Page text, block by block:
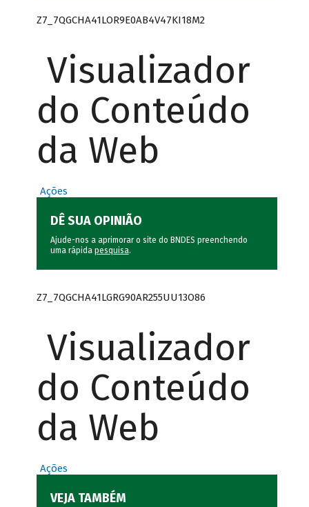
Z7_7QGCHA41LOR9E0AB4V47KI18M2
Visualizador
do Conteúdo
da Web
Ações
DÊ SUA OPINIÃO
Ajude-nos a aprimorar o site do BNDES preenchendo
uma rápida pesquisa.
Z7_7QGCHA41LGRG90AR255UU13O86
Visualizador
do Conteúdo
da Web
Ações
VEJA TAMBÉM